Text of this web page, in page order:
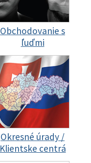
Obchodovanie s
ľuďmi
Okresné úrady /
Klientske centrá